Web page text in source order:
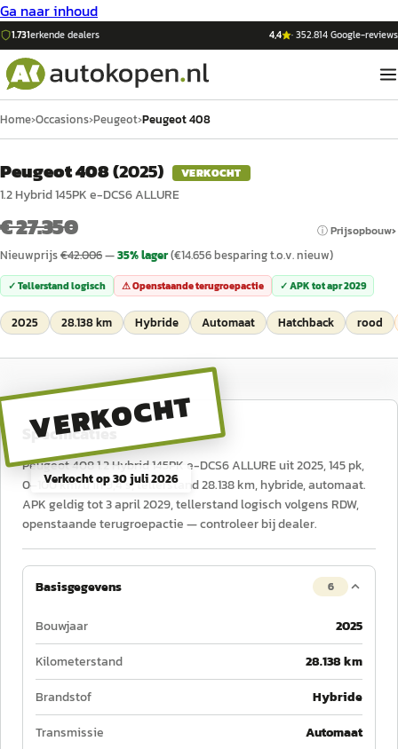
Ga naar inhoud
1.731erkende dealers 4,4 ·352.814Google-reviews
Home›Occasions›Peugeot›Peugeot 408
Peugeot 408(2025) VERKOCHT
1.2 Hybrid 145PK e-DCS6 ALLURE
€ 27.350 ⓘ Prijsopbouw
Nieuwprijs€42.006—35% lager(€14.656besparing t.o.v. nieuw)
✓ Tellerstand logisch ⚠ Openstaande terugroepactie ✓ APK totapr 2029
2025 28.138 km Hybride Automaat Hatchback rood
VERKOCHT
Verkocht op30 juli 2026
Specificaties
Peugeot 408 1.2 Hybrid 145PK e-DCS6 ALLURE uit 2025, 145 pk,
0–100 km/u in 9,4 s, tellerstand 28.138 km, hybride, automaat.
APK geldig tot 3 april 2029, tellerstand logisch volgens RDW,
openstaande terugroepactie — controleer bij dealer.
Basisgegevens 6
Bouwjaar
2025
Kilometerstand
28.138 km
Brandstof
Hybride
Transmissie
Automaat